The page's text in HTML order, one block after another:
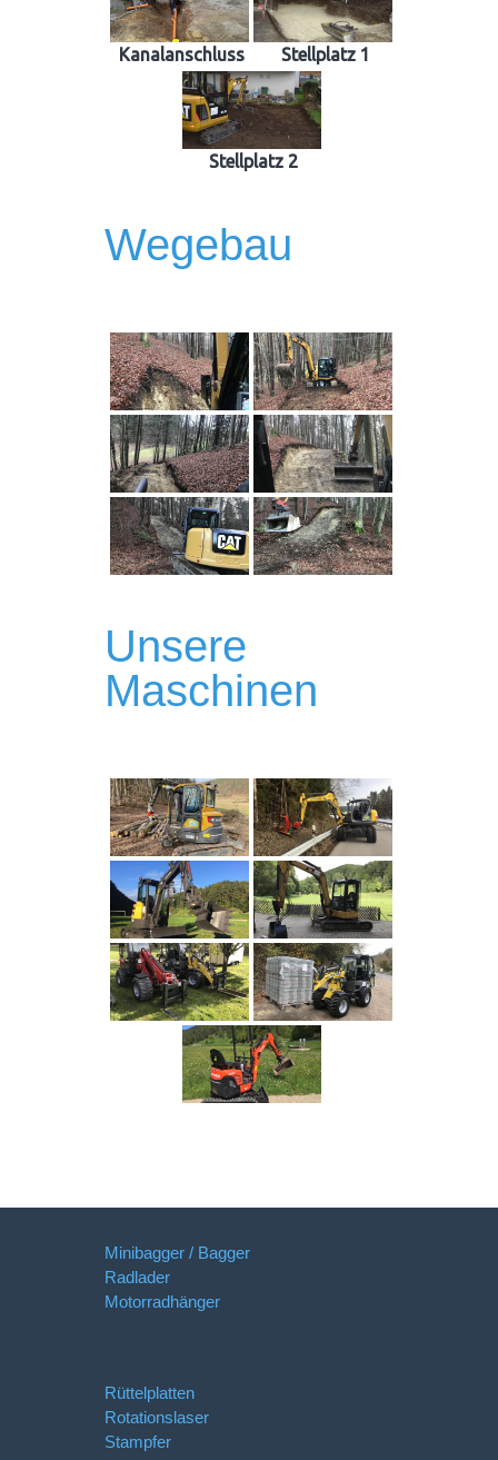
Kanalanschluss Stellplatz 1
Stellplatz 2
Wegebau
Unsere
Maschinen
Minibagger / Bagger
Radlader
Motorradhänger
Rüttelplatten
Rotationslaser
Stampfer